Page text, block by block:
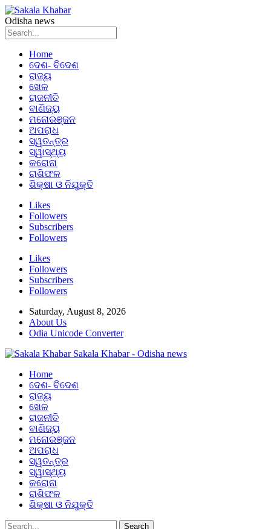
Odisha news
Home
ଦେଶ- ବିଦେଶ
ରାଜ୍ୟ
ଖେଳ
ରାଜନୀତି
ବାଣିଜ୍ୟ
ମନୋରଞ୍ଜନ
ଅପରାଧ
ସ୍ୱତନ୍ତ୍ର
ସ୍ୱାସ୍ଥ୍ୟ
କରୋନା
ରାଶିଫଳ
ଶିକ୍ଷା ଓ ନିଯୁକ୍ତି
Likes
Followers
Subscribers
Followers
Likes
Followers
Subscribers
Followers
Saturday, August 8, 2026
About Us
Odia Unicode Converter
Sakala Khabar - Odisha news
Home
ଦେଶ- ବିଦେଶ
ରାଜ୍ୟ
ଖେଳ
ରାଜନୀତି
ବାଣିଜ୍ୟ
ମନୋରଞ୍ଜନ
ଅପରାଧ
ସ୍ୱତନ୍ତ୍ର
ସ୍ୱାସ୍ଥ୍ୟ
କରୋନା
ରାଶିଫଳ
ଶିକ୍ଷା ଓ ନିଯୁକ୍ତି